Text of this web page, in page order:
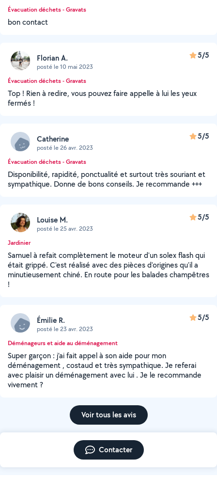
Évacuation déchets - Gravats
bon contact
Florian A.
posté le 10 mai 2023
5/5
Évacuation déchets - Gravats
Top ! Rien à redire, vous pouvez faire appelle à lui les yeux
fermés !
Catherine
posté le 26 avr. 2023
5/5
Évacuation déchets - Gravats
Disponibilité, rapidité, ponctualité et surtout très souriant et
sympathique. Donne de bons conseils. Je recommande +++
Louise M.
posté le 25 avr. 2023
5/5
Jardinier
Samuel à refait complètement le moteur d'un solex flash qui
était grippé. C'est réalisé avec des pièces d'origines qu'il a
minutieusement chiné. En route pour les balades champêtres
!
Émilie R.
posté le 23 avr. 2023
5/5
Déménageurs et aide au déménagement
Super garçon : j’ai fait appel à son aide pour mon
déménagement , costaud et très sympathique. Je referai
avec plaisir un déménagement avec lui . Je le recommande
vivement ?
Voir tous les avis
Contacter